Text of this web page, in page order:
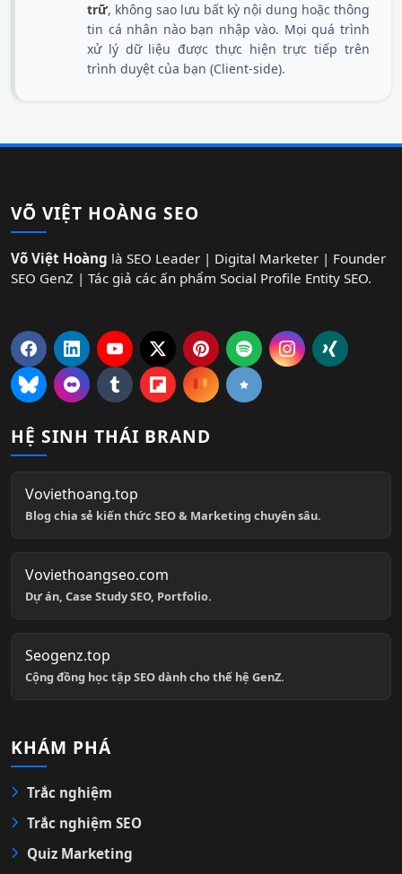
trữ, không sao lưu bất kỳ nội dung hoặc thông
tin cá nhân nào bạn nhập vào. Mọi quá trình
xử lý dữ liệu được thực hiện trực tiếp trên
trình duyệt của bạn (Client-side).
VÕ VIỆT HOÀNG SEO
Võ Việt Hoàng là SEO Leader | Digital Marketer | Founder
SEO GenZ | Tác giả các ấn phẩm Social Profile Entity SEO.
HỆ SINH THÁI BRAND
Voviethoang.top
Blog chia sẻ kiến thức SEO & Marketing chuyên sâu.
Voviethoangseo.com
Dự án, Case Study SEO, Portfolio.
Seogenz.top
Cộng đồng học tập SEO dành cho thế hệ GenZ.
KHÁM PHÁ
Trắc nghiệm
Trắc nghiệm SEO
Quiz Marketing